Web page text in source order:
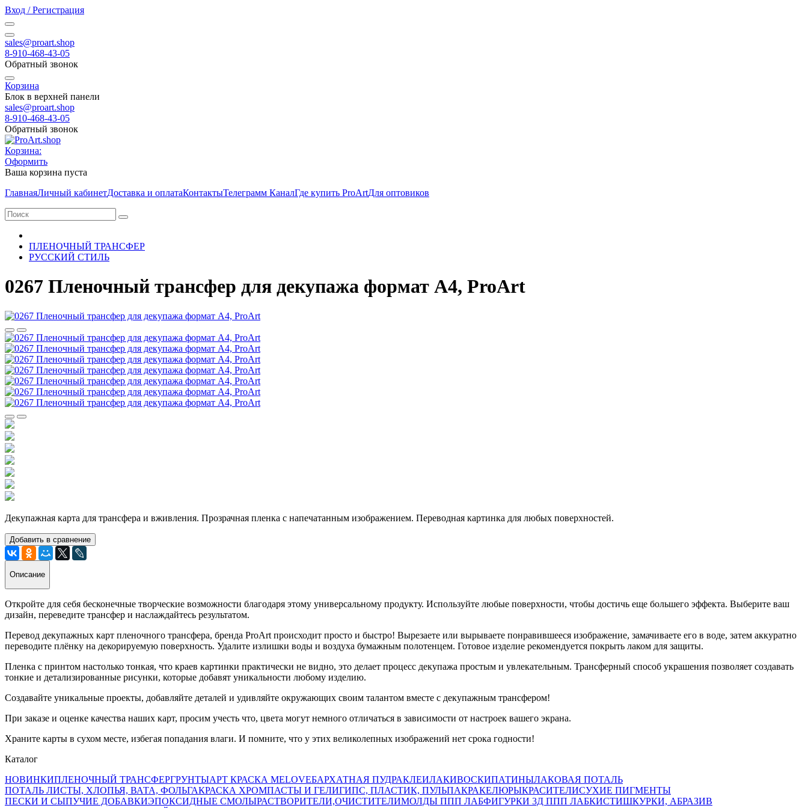
Вход / Регистрация
sales@proart.shop
8-910-468-43-05
Обратный звонок
Корзина
Блок в верхней панели
sales@proart.shop
8-910-468-43-05
Обратный звонок
Корзина:
Оформить
Ваша корзина пуста
ГлавнаяЛичный кабинетДоставка и оплатаКонтактыТелеграмм КаналГде купить ProArtДля оптовиков
ПЛЕНОЧНЫЙ ТРАНСФЕР
РУССКИЙ СТИЛЬ
0267 Пленочный трансфер для декупажа формат А4, ProArt
Декупажная карта для трансфера и вживления. Прозрачная пленка с напечатанным изображением. Переводная картинка для любых поверхностей.
Добавить в сравнение
Описание
Откройте для себя бесконечные творческие возможности благодаря этому универсальному продукту. Используйте любые поверхности, чтобы достичь еще большего эффекта. Выберите ваш
дизайн, переведите трансфер и наслаждайтесь результатом.
Перевод декупажных карт пленочного трансфера, бренда ProArt происходит просто и быстро! Вырезаете или вырываете понравившееся изображение, замачиваете его в воде, затем аккуратно
переводите плёнку на декорируемую поверхность. Удалите излишки воды и воздуха бумажным полотенцем. Готовое изделие рекомендуется покрыть лаком для защиты.
Пленка с принтом настолько тонкая, что краев картинки практически не видно, это делает процесс декупажа простым и увлекательным. Трансферный способ украшения позволяет создавать
тонкие и детализированные рисунки, которые добавят уникальности любому изделию.
Создавайте уникальные проекты, добавляйте деталей и удивляйте окружающих своим талантом вместе с декупажным трансфером!
При заказе и оценке качества наших карт, просим учесть что, цвета могут немного отличаться в зависимости от настроек вашего экрана.
Храните карты в сухом месте, избегая попадания влаги. И помните, что у этих великолепных изображений нет срока годности!
Каталог
НОВИНКИПЛЕНОЧНЫЙ ТРАНСФЕРГРУНТЫАРТ КРАСКА MELOVEБАРХАТНАЯ ПУДРАКЛЕИЛАКИВОСКИПАТИНЫЛАКОВАЯ ПОТАЛЬ
ПОТАЛЬ ЛИСТЫ, ХЛОПЬЯ, ВАТА, ФОЛЬГАКРАСКА ХРОМПАСТЫ И ГЕЛИГИПС, ПЛАСТИК, ПУЛЬПАКРАКЕЛЮРЫКРАСИТЕЛИСУХИЕ ПИГМЕНТЫ
ПЕСКИ И СЫПУЧИЕ ДОБАВКИЭПОКСИДНЫЕ СМОЛЫРАСТВОРИТЕЛИ,ОЧИСТИТЕЛИМОЛДЫ ППП ЛАБФИГУРКИ 3Д ППП ЛАБКИСТИШКУРКИ, АБРАЗИВ